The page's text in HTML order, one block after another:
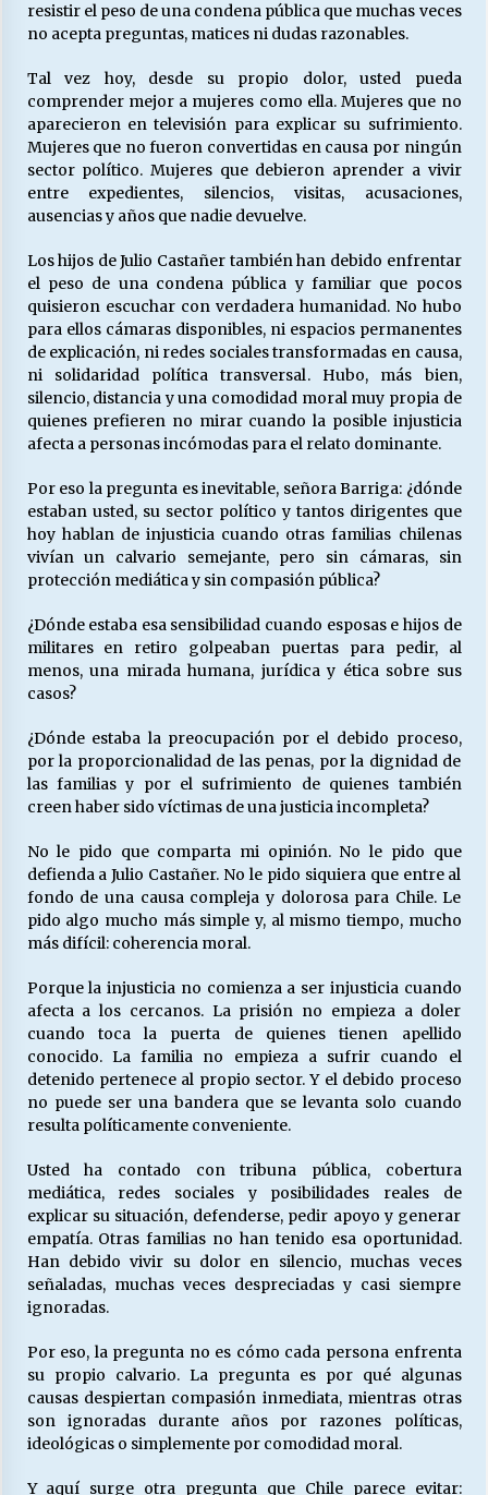
resistir el peso de una condena pública que muchas veces
no acepta preguntas, matices ni dudas razonables.
Tal vez hoy, desde su propio dolor, usted pueda
comprender mejor a mujeres como ella. Mujeres que no
aparecieron en televisión para explicar su sufrimiento.
Mujeres que no fueron convertidas en causa por ningún
sector político. Mujeres que debieron aprender a vivir
entre expedientes, silencios, visitas, acusaciones,
ausencias y años que nadie devuelve.
Los hijos de Julio Castañer también han debido enfrentar
el peso de una condena pública y familiar que pocos
quisieron escuchar con verdadera humanidad. No hubo
para ellos cámaras disponibles, ni espacios permanentes
de explicación, ni redes sociales transformadas en causa,
ni solidaridad política transversal. Hubo, más bien,
silencio, distancia y una comodidad moral muy propia de
quienes prefieren no mirar cuando la posible injusticia
afecta a personas incómodas para el relato dominante.
Por eso la pregunta es inevitable, señora Barriga: ¿dónde
estaban usted, su sector político y tantos dirigentes que
hoy hablan de injusticia cuando otras familias chilenas
vivían un calvario semejante, pero sin cámaras, sin
protección mediática y sin compasión pública?
¿Dónde estaba esa sensibilidad cuando esposas e hijos de
militares en retiro golpeaban puertas para pedir, al
menos, una mirada humana, jurídica y ética sobre sus
casos?
¿Dónde estaba la preocupación por el debido proceso,
por la proporcionalidad de las penas, por la dignidad de
las familias y por el sufrimiento de quienes también
creen haber sido víctimas de una justicia incompleta?
No le pido que comparta mi opinión. No le pido que
defienda a Julio Castañer. No le pido siquiera que entre al
fondo de una causa compleja y dolorosa para Chile. Le
pido algo mucho más simple y, al mismo tiempo, mucho
más difícil: coherencia moral.
Porque la injusticia no comienza a ser injusticia cuando
afecta a los cercanos. La prisión no empieza a doler
cuando toca la puerta de quienes tienen apellido
conocido. La familia no empieza a sufrir cuando el
detenido pertenece al propio sector. Y el debido proceso
no puede ser una bandera que se levanta solo cuando
resulta políticamente conveniente.
Usted ha contado con tribuna pública, cobertura
mediática, redes sociales y posibilidades reales de
explicar su situación, defenderse, pedir apoyo y generar
empatía. Otras familias no han tenido esa oportunidad.
Han debido vivir su dolor en silencio, muchas veces
señaladas, muchas veces despreciadas y casi siempre
ignoradas.
Por eso, la pregunta no es cómo cada persona enfrenta
su propio calvario. La pregunta es por qué algunas
causas despiertan compasión inmediata, mientras otras
son ignoradas durante años por razones políticas,
ideológicas o simplemente por comodidad moral.
Y aquí surge otra pregunta que Chile parece evitar: